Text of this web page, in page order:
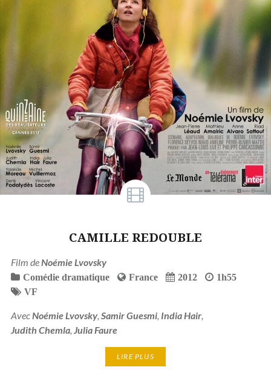
CAMILLE REDOUBLE
Film de Noémie Lvovsky
Comédie dramatique France 2012
1h55
VF
Avec Noémie Lvovsky, Samir Guesmi, India Hair,
Judith Chemla, Julia Faure
LIRE PLUS